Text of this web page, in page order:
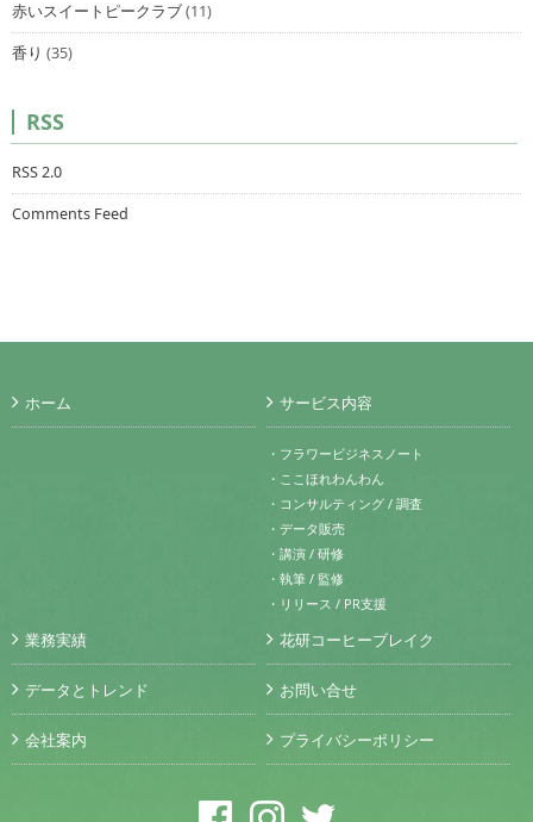
赤いスイートピークラブ(11)
香り (35)
RSS
RSS 2.0
Comments Feed
ホーム サービス内容
・フラワービジネスノート
・ここほれわんわん
・コンサルティング / 調査
・データ販売
・講演 / 研修
・執筆 / 監修
・リリース / PR支援
業務実績
データとトレンド
会社案内
花研コーヒーブレイク
お問い合せ
プライバシーポリシー